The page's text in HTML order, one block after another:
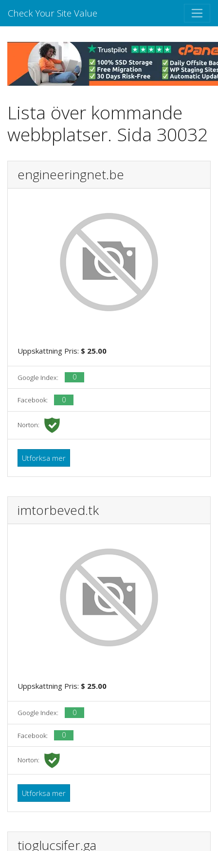
Check Your Site Value
Lista över kommande
webbplatser. Sida 30032
engineeringnet.be
Uppskattning Pris: $ 25.00
Google Index: 0
Facebook: 0
Norton:
Utforksa mer
imtorbeved.tk
Uppskattning Pris: $ 25.00
Google Index: 0
Facebook: 0
Norton:
Utforksa mer
tioglucsifer.ga